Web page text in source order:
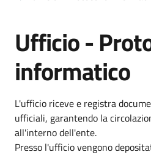
Ufficio -
informatico
L'ufficio riceve e registra
ufficiali, garantendo la
all'interno dell'ente.
Presso l'ufficio vengono